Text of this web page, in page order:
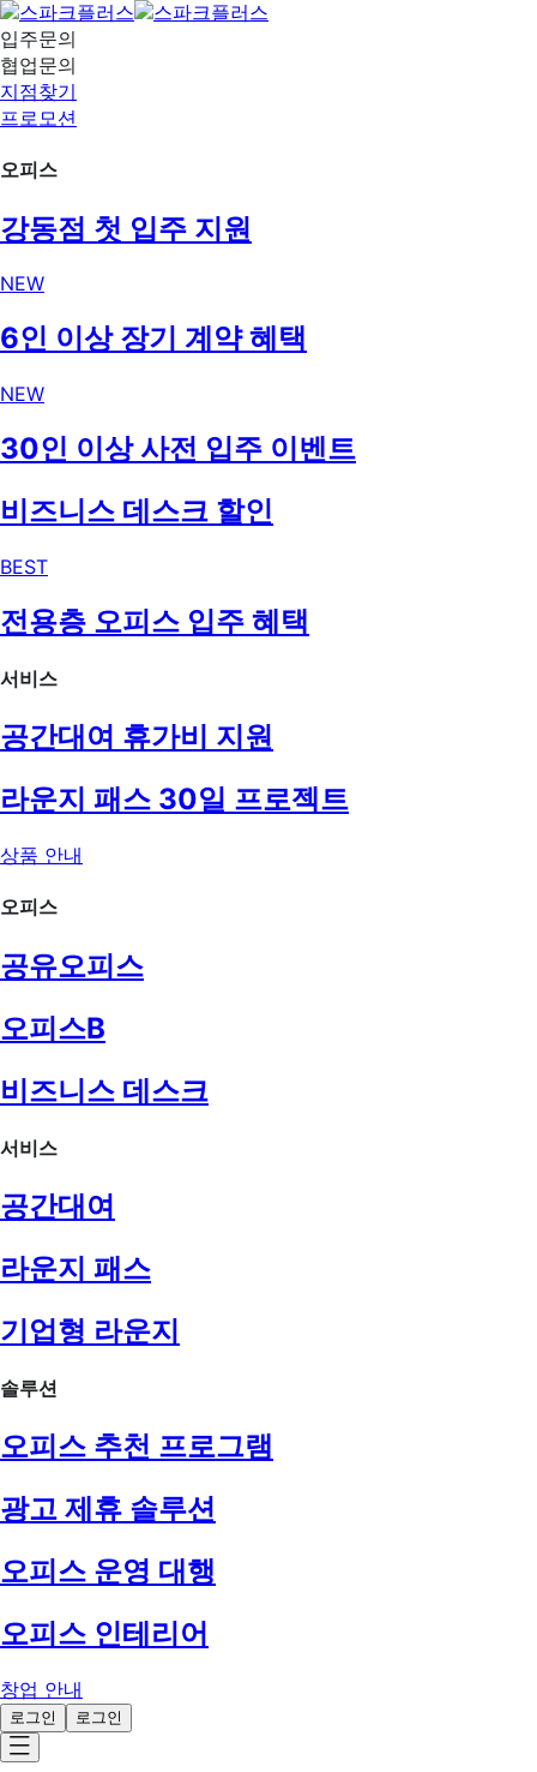
입주문의
협업문의
지점찾기
프로모션
오피스
강동점 첫 입주 지원
NEW
6인 이상 장기 계약 혜택
NEW
30인 이상 사전 입주 이벤트
비즈니스 데스크 할인
BEST
전용층 오피스 입주 혜택
서비스
공간대여 휴가비 지원
라운지 패스 30일 프로젝트
상품 안내
오피스
공유오피스
오피스B
비즈니스 데스크
서비스
공간대여
라운지 패스
기업형 라운지
솔루션
오피스 추천 프로그램
광고 제휴 솔루션
오피스 운영 대행
오피스 인테리어
창업 안내
로그인 로그인